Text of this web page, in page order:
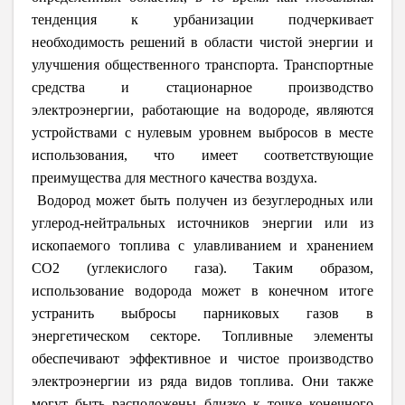
тенденция к урбанизации подчеркивает
необходимость решений в области чистой энергии и
улучшения общественного транспорта. Транспортные
средства и стационарное производство
электроэнергии, работающие на водороде, являются
устройствами с нулевым уровнем выбросов в месте
использования, что имеет соответствующие
преимущества для местного качества воздуха.
Водород может быть получен из безуглеродных или
углерод-нейтральных источников энергии или из
ископаемого топлива с улавливанием и хранением
CO2 (углекислого газа). Таким образом,
использование водорода может в конечном итоге
устранить выбросы парниковых газов в
энергетическом секторе. Топливные элементы
обеспечивают эффективное и чистое производство
электроэнергии из ряда видов топлива. Они также